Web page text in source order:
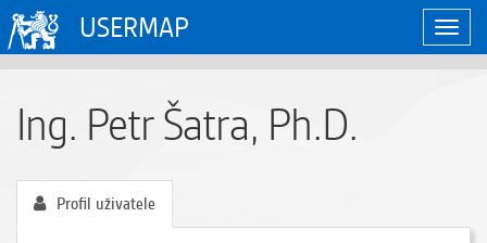
USERMAP
Ing. Petr Šatra, Ph.D.
Profil uživatele